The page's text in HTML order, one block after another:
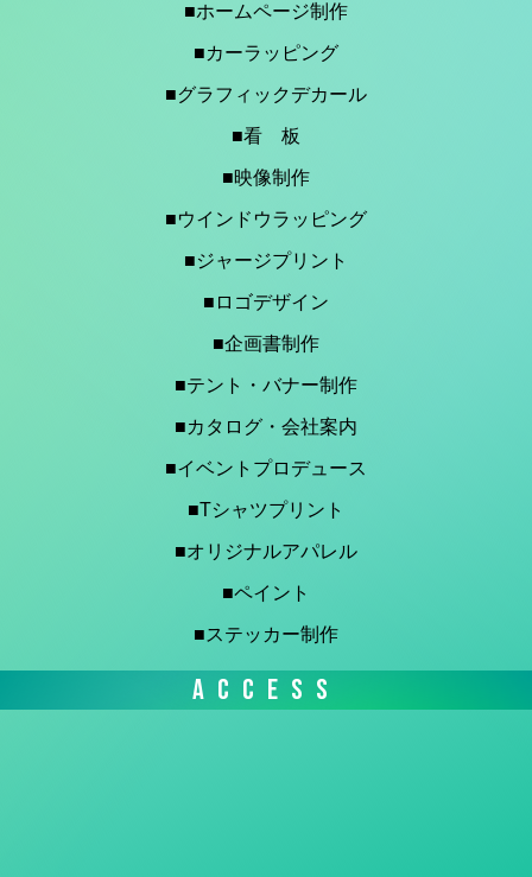
■ホームページ制作
■カーラッピング
■グラフィックデカール
■看 板
■映像制作
■ウインドウラッピング
■ジャージプリント
■ロゴデザイン
■企画書制作
■テント・バナー制作
■カタログ・会社案内
■イベントプロデュース
■Tシャツプリント
■オリジナルアパレル
■ペイント
■ステッカー制作
ACCESS